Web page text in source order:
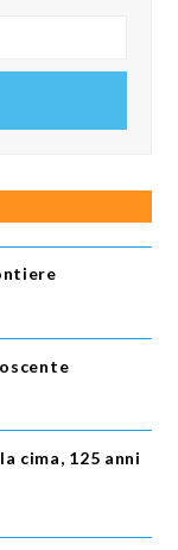
cima, 125 anni